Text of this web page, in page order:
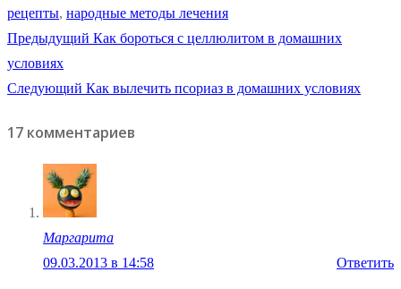
рецепты, народные методы лечения
Навигация
по
Предыдущий Предыдущая
Как бороться с целлюлитом в домашних
условиях
Следующий Следующая
Как вылечить псориаз в домашних условиях
17 комментариев
Маргарита
09.03.2013 в 14:58
Ответить